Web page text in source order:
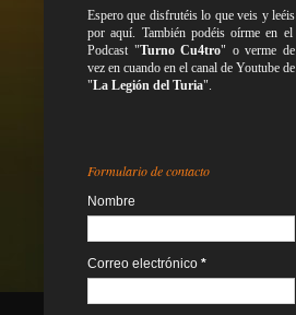
Espero que disfrutéis lo queveis yleéis
por aquí. También podéis oírme en el
Podcast "Turno Cu4tro" o verme de
vez en cuando en el canal de Youtube de
"La Legión del Turia".
Formulario de contacto
Nombre
Correo electrónico *